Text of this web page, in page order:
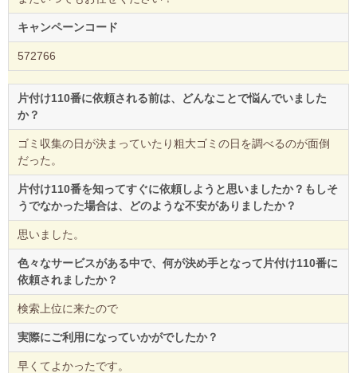
キャンペーンコード
572766
片付け110番に依頼される前は、どんなことで悩んでいました
か？
ゴミ収集の日が決まっていたり粗大ゴミの日を調べるのが面倒
だった。
片付け110番を知ってすぐに依頼しようと思いましたか？もしそ
うでなかった場合は、どのような不安がありましたか？
思いました。
色々なサービスがある中で、何が決め手となって片付け110番に
依頼されましたか？
検索上位に来たので
実際にご利用になっていかがでしたか？
早くてよかったです。